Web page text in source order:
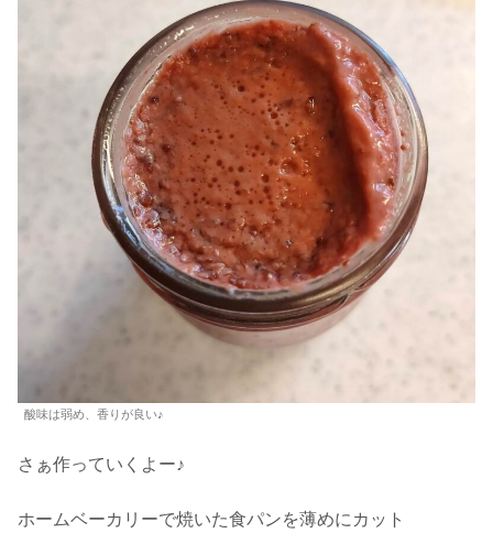
酸味は弱め、香りが良い♪
さぁ作っていくよー♪
ホームベーカリーで焼いた食パンを薄めにカット